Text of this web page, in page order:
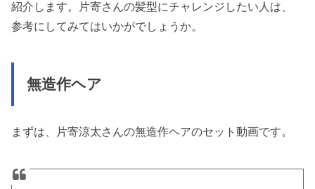
紹介します。片寄さんの髪型にチャレンジしたい人は、
参考にしてみてはいかがでしょうか。
無造作ヘア
まずは、片寄涼太さんの無造作ヘアのセット動画です。